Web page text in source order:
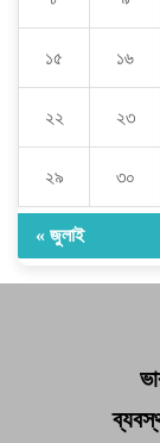
১৫ ১৬
২২ ২৩
২৯ ৩০
« জুলাই